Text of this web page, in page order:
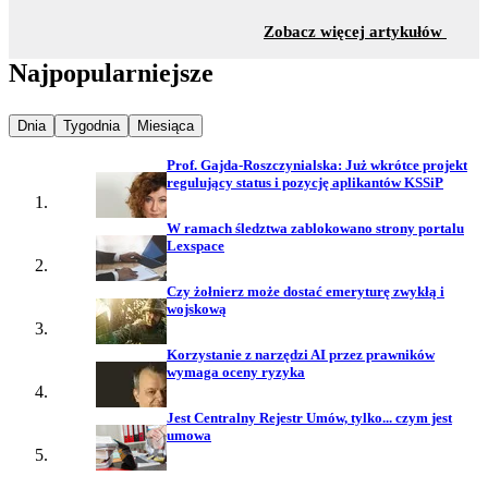
Zobacz więcej artykułów
Najpopularniejsze
Najpopularniejsze wiadomości z
Dnia Najpopularniejsze wiadomości z
Tygodnia Najpopularniejsze wiadomości z
Miesiąca
Prof. Gajda-Roszczynialska: Już wkrótce projekt
regulujący status i pozycję aplikantów KSSiP
W ramach śledztwa zablokowano strony portalu
Lexspace
Czy żołnierz może dostać emeryturę zwykłą i
wojskową
Korzystanie z narzędzi AI przez prawników
wymaga oceny ryzyka
Jest Centralny Rejestr Umów, tylko... czym jest
umowa